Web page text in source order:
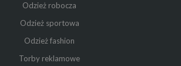
Odzież robocza
Odzież sportowa
Odzież fashion
Torby reklamowe